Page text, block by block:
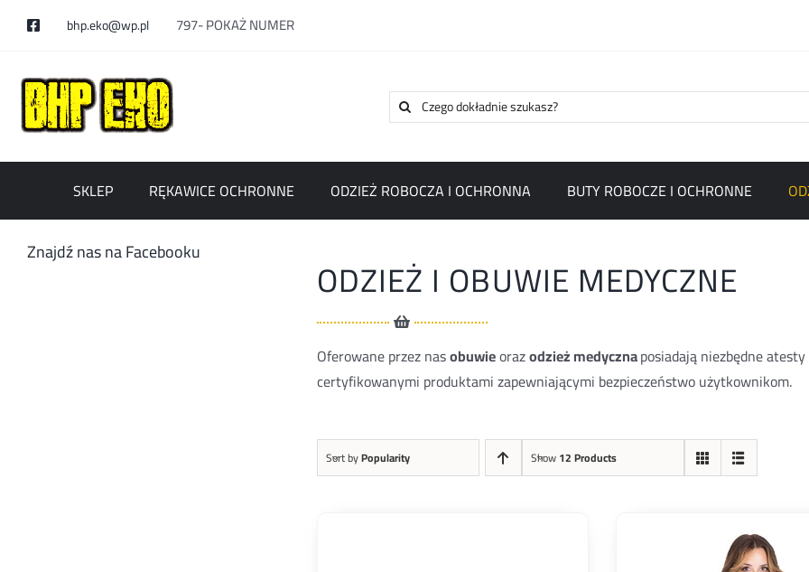
bhp.eko@wp.pl 797-POKAŻ NUMER
Search
for:
SKLEP RĘKAWICE OCHRONNE ODZIEŻ ROBOCZA I OCHRONNA BUTY ROBOCZE I OCHRONNE
ODZIEŻ I OBUWIE MEDYCZNE
Oferowane przez nasobuwieorazodzież medycznaposiadają niezbędne
certyfikowanymi produktami zapewniającymi bezpieczeństwo użytkownikom.
Sort byPopularity Show12 Products
Znajdź nas na Facebooku